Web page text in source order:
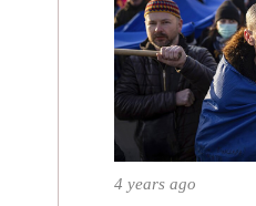
4 years ago